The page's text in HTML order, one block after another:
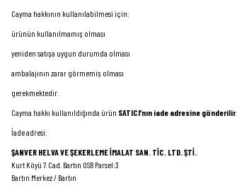
Cayma hakkının kullanılabilmesi için:
ürünün kullanılmamış olması
yeniden satışa uygun durumda olması
ambalajının zarar görmemiş olması
gerekmektedir.
Cayma hakkı kullanıldığında ürün SATICI’nın iade adresine gönderilir.
İade adresi:
ŞANVER HELVA VE ŞEKERLEME İMALAT SAN. TİC. LTD. ŞTİ.
Kurt Köyü 7. Cad. Bartın OSB Parsel:3
Bartın Merkez / Bartın